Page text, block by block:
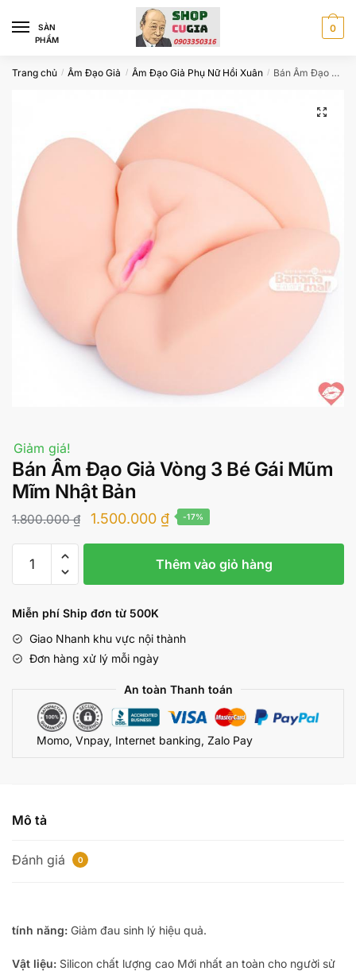
navigation
content
SÀN
PHẨM
0
Trang chủ / Âm Đạo Giả / Âm Đạo Giả Phụ Nữ Hồi Xuân / Bán Âm Đạo Giả Vòng 3 Bé Gái Mũm Mĩm Nhật Bản
Giảm giá!
Bán Âm Đạo Giả Vòng 3 Bé Gái Mũm
Mĩm Nhật Bản
1.800.000₫
Giá
gốc
1.800.000 ₫.
1.500.000 ₫Giá
hiện
tại
là:
-17%
Giả
3
Bé
Thêm vào giỏ hàng
Miễn phí Ship đơn từ 500K
Giao Nhanh khu vực nội thành
Đơn hàng xử lý mỗi ngày
An toàn Thanh toán
Momo, Vnpay, Internet banking, Zalo Pay
Mô tả
Đánh giá 0
tính năng: Giảm đau sinh lý hiệu quả.
Vật liệu: Silicon chất lượng cao Mới nhất an toàn cho người sử